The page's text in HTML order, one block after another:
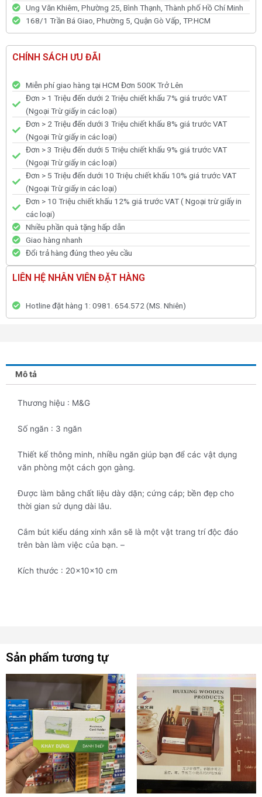
Ung Văn Khiêm, Phường 25, Bình Thạnh, Thành phố Hồ Chí Minh
168/1 Trần Bá Giao, Phường 5, Quận Gò Vấp, TP.HCM
CHÍNH SÁCH ƯU ĐÃI
Miễn phí giao hàng tại HCM Đơn 500K Trở Lên
Đơn > 1 Triệu đến dưới 2 Triệu chiết khấu 7% giá trước VAT
(Ngoại Trừ giấy in các loại)
Đơn > 2 Triệu đến dưới 3 Triệu chiết khấu 8% giá trước VAT
(Ngoại Trừ giấy in các loại)
Đơn > 3 Triệu đến dưới 5 Triệu chiết khấu 9% giá trước VAT
(Ngoại Trừ giấy in các loại)
Đơn > 5 Triệu đến dưới 10 Triệu chiết khấu 10% giá trước VAT
(Ngoại Trừ giấy in các loại)
Đơn > 10 Triệu chiết khấu 12% giá trước VAT ( Ngoại trừ giấy in
các loại)
Nhiều phần quà tặng hấp dẫn
Giao hàng nhanh
Đổi trả hàng đúng theo yêu cầu
LIÊN HỆ NHÂN VIÊN ĐẶT HÀNG
Hotline đặt hàng 1: 0981. 654.572 (MS. Nhiên)
Mô tả
Thương hiệu : M&G
Số ngăn : 3 ngăn
Thiết kế thông minh, nhiều ngăn giúp bạn để các vật dụng
văn phòng một cách gọn gàng.
Được làm bằng chất liệu dày dặn; cứng cáp; bền đẹp cho
thời gian sử dụng dài lâu.
Cắm bút kiểu dáng xinh xắn sẽ là một vật trang trí độc đáo
trên bàn làm việc của bạn. –
Kích thước : 20x10x10 cm
Sản phẩm tương tự